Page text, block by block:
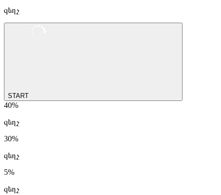
զեղչ
START
40%
զեղչ
30%
զեղչ
5%
զեղչ